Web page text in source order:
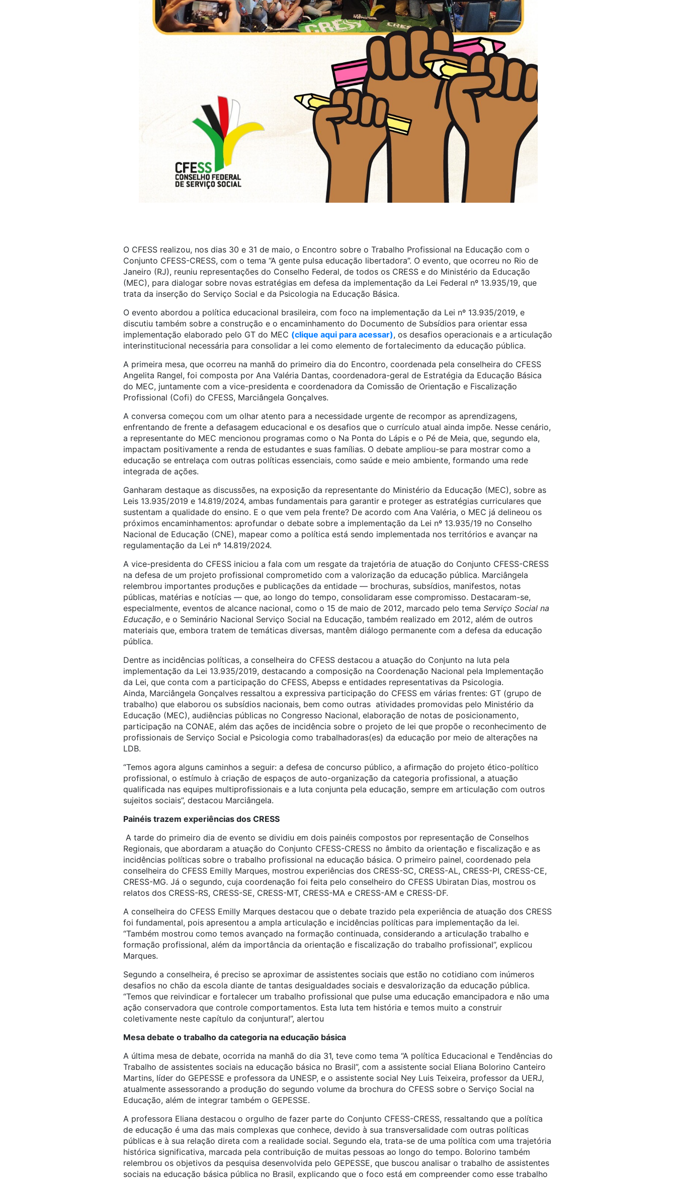
O CFESS realizou, nos dias 30 e 31 de maio, o Encontro sobre o Trabalho Profissional na Educação com o
Conjunto CFESS-CRESS, com o tema “A gente pulsa educação libertadora”. O evento, que ocorreu no Rio de
Janeiro (RJ), reuniu representações do Conselho Federal, de todos os CRESS e do Ministério da Educação
(MEC), para dialogar sobre novas estratégias em defesa da implementação da Lei Federal nº 13.935/19, que
trata da inserção do Serviço Social e da Psicologia na Educação Básica.
O evento abordou a política educacional brasileira, com foco na implementação da Lei nº 13.935/2019, e
discutiu também sobre a construção e o encaminhamento do Documento de Subsídios para orientar essa
implementação elaborado pelo GT do MEC (clique aqui para acessar), os desafios operacionais e a articulação
interinstitucional necessária para consolidar a lei como elemento de fortalecimento da educação pública.
A primeira mesa, que ocorreu na manhã do primeiro dia do Encontro, coordenada pela conselheira do CFESS
Angelita Rangel, foi composta por Ana Valéria Dantas, coordenadora-geral de Estratégia da Educação Básica
do MEC, juntamente com a vice-presidenta e coordenadora da Comissão de Orientação e Fiscalização
Profissional (Cofi) do CFESS, Marciângela Gonçalves.
A conversa começou com um olhar atento para a necessidade urgente de recompor as aprendizagens,
enfrentando de frente a defasagem educacional e os desafios que o currículo atual ainda impõe. Nesse cenário,
a representante do MEC mencionou programas como o Na Ponta do Lápis e o Pé de Meia, que, segundo ela,
impactam positivamente a renda de estudantes e suas famílias. O debate ampliou-se para mostrar como a
educação se entrelaça com outras políticas essenciais, como saúde e meio ambiente, formando uma rede
integrada de ações.
Ganharam destaque as discussões, na exposição da representante do Ministério da Educação (MEC), sobre as
Leis 13.935/2019 e 14.819/2024, ambas fundamentais para garantir e proteger as estratégias curriculares que
sustentam a qualidade do ensino. E o que vem pela frente? De acordo com Ana Valéria, o MEC já delineou os
próximos encaminhamentos: aprofundar o debate sobre a implementação da Lei nº 13.935/19 no Conselho
Nacional de Educação (CNE), mapear como a política está sendo implementada nos territórios e avançar na
regulamentação da Lei nº 14.819/2024.
A vice-presidenta do CFESS iniciou a fala com um resgate da trajetória de atuação do Conjunto CFESS-CRESS
na defesa de um projeto profissional comprometido com a valorização da educação pública. Marciângela
relembrou importantes produções e publicações da entidade — brochuras, subsídios, manifestos, notas
públicas, matérias e notícias — que, ao longo do tempo, consolidaram esse compromisso. Destacaram-se,
especialmente, eventos de alcance nacional, como o 15 de maio de 2012, marcado pelo tema Serviço Social na
Educação, e o Seminário Nacional Serviço Social na Educação, também realizado em 2012, além de outros
materiais que, embora tratem de temáticas diversas, mantêm diálogo permanente com a defesa da educação
pública.
Dentre as incidências políticas, a conselheira do CFESS destacou a atuação do Conjunto na luta pela
implementação da Lei 13.935/2019, destacando a composição na Coordenação Nacional pela Implementação
da Lei, queconta com a participação do CFESS, Abepss e entidades representativas da Psicologia.
Ainda, Marciângela Gonçalves ressaltou a expressiva participação do CFESS em várias frentes: GT (grupo de
trabalho) que elaborou os subsídios nacionais, bem como outras atividades promovidas pelo Ministério da
Educação (MEC), audiências públicas no Congresso Nacional, elaboração de notas de posicionamento,
participação na CONAE, além das ações de incidência sobre o projeto de lei que propõe o reconhecimento de
profissionais de Serviço Social e Psicologia como trabalhadoras(es) da educação por meio de alterações na
LDB.
“Temos agora alguns caminhos a seguir: a defesa de concurso público, a afirmação do projeto ético-político
profissional, o estímulo à criação de espaços de auto-organização da categoria profissional, a atuação
qualificada nas equipes multiprofissionais e a luta conjunta pela educação, sempre em articulação com outros
sujeitos sociais”, destacou Marciângela.
Painéis trazem experiências dos CRESS
A tarde do primeiro dia de evento se dividiu em dois painéis compostos por representação de Conselhos
Regionais, que abordaram a atuação do Conjunto CFESS-CRESS no âmbito da orientação e fiscalização e as
incidências políticas sobre o trabalho profissional na educação básica. O primeiro painel, coordenado pela
conselheira do CFESS Emilly Marques, mostrou experiências dos CRESS-SC, CRESS-AL, CRESS-PI, CRESS-CE,
CRESS-MG. Já o segundo, cuja coordenação foi feita pelo conselheiro do CFESS Ubiratan Dias, mostrou os
relatos dos CRESS-RS, CRESS-SE, CRESS-MT, CRESS-MA e CRESS-AM e CRESS-DF.
A conselheira do CFESS Emilly Marques destacou que o debate trazido pela experiência de atuação dos CRESS
foi fundamental, pois apresentou a ampla articulação e incidências políticas para implementação da lei.
“Também mostrou como temos avançado na formação continuada, considerando a articulação trabalho e
formação profissional, além da importância da orientação e fiscalização do trabalho profissional”, explicou
Marques.
Segundo a conselheira, é preciso se aproximar de assistentes sociais que estão no cotidiano com inúmeros
desafios no chão da escola diante de tantas desigualdades sociais e desvalorização da educação pública.
“Temos que reivindicar e fortalecer um trabalho profissional que pulse uma educação emancipadora e não uma
ação conservadora que controle comportamentos. Esta luta tem história e temos muito a construir
coletivamente neste capítulo da conjuntura!”, alertou
Mesa debate o trabalho da categoria na educação básica
A última mesa de debate, ocorrida na manhã do dia 31, teve como tema “A política Educacional e Tendências do
Trabalho de assistentes sociais na educação básica no Brasil”, com a assistente social Eliana Bolorino Canteiro
Martins, líder do GEPESSE e professora da UNESP, e o assistente social Ney Luis Teixeira, professor da UERJ,
atualmente assessorando a produção do segundo volume da brochura do CFESS sobre o Serviço Social na
Educação, além de integrar também o GEPESSE.
A professora Eliana destacou o orgulho de fazer parte do Conjunto CFESS-CRESS, ressaltando que a política
de educação é uma das mais complexas que conhece, devido à sua transversalidade com outras políticas
públicas e à sua relação direta com a realidade social. Segundo ela, trata-se de uma política com uma trajetória
histórica significativa, marcada pela contribuição de muitas pessoas ao longo do tempo. Bolorino também
relembrou os objetivos da pesquisa desenvolvida pelo GEPESSE, que buscou analisar o trabalho de assistentes
sociais na educação básica pública no Brasil, explicando que o foco está em compreender como esse trabalho